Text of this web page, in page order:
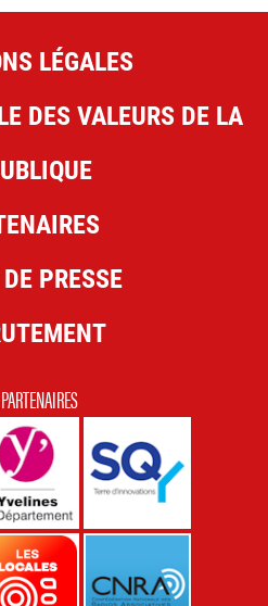
LÉGALES
DES VALEURS DE LA
PRESSE